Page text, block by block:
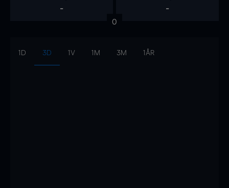
- -
0
1D 3D 1V 1M 3M 1ÅR